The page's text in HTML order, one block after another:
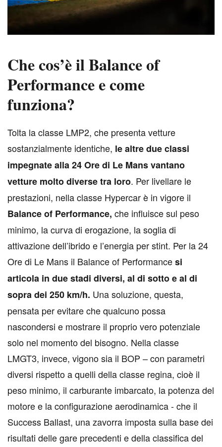
Che cos’è il Balance of
Performance e come
funziona?
Tolta la classe LMP2, che presenta vetture
sostanzialmente identiche, le altre due classi
impegnate alla 24 Ore di Le Mans vantano
vetture molto diverse tra loro. Per livellare le
prestazioni, nella classe Hypercar è in vigore il
Balance of Performance, che influisce sul peso
minimo, la curva di erogazione, la soglia di
attivazione dell’ibrido e l’energia per stint. Per la 24
Ore di Le Mans il Balance of Performancesi
articola in due stadi diversi, al di sotto e al di
sopra dei 250 km/h. Una soluzione, questa,
pensata per evitare che qualcuno possa
nascondersi e mostrare il proprio vero potenziale
solo nel momento del bisogno. Nella classe
LMGT3, invece, vigono sia il BOP – con parametri
diversi rispetto a quelli della classe regina, cioè il
peso minimo, il carburante imbarcato, la potenza del
motore e la configurazione aerodinamica - che il
Success Ballast, una zavorra imposta sulla base dei
risultati delle gare precedenti e della classifica del